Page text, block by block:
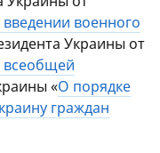
военного
Украины от
«О порядке
граждан